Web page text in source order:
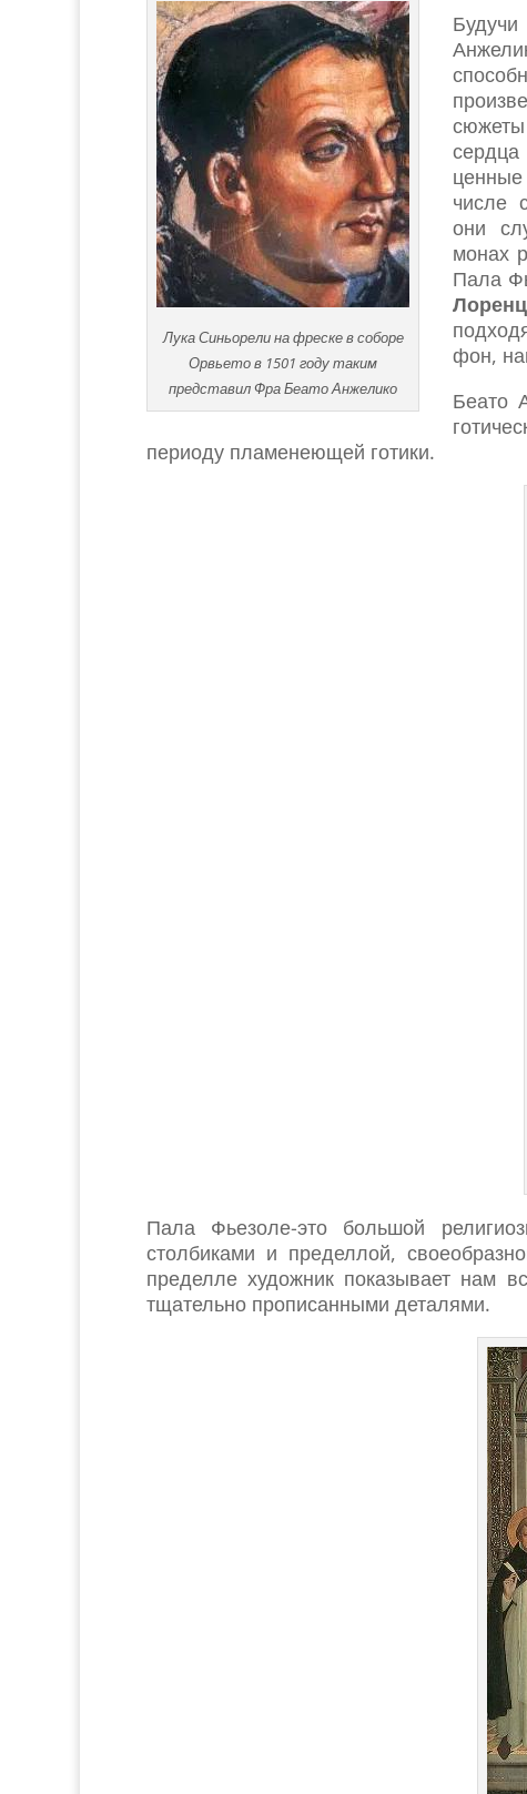
Лука Синьорели на фреске в соборе
Орвьето в 1501 году таким
представил Фра Беато Анжелико
сюжеты
числе
они
монах
Пала
фон,
Беато
периоду пламенеющей готики.
Пала Фьезоле-это большой
столбиками и пределлой,
пределле художник показывает нам
тщательно прописанными деталями.